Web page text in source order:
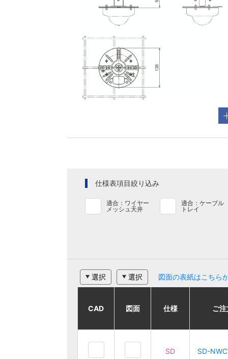
仕様表項目絞り込み
適合：ワイヤー
メッシュ天井
適合：ケーブル
トレイ
選択 選択 図面の表紙はこちら
CAD 図面 仕様 ご注文品番
CAD 図面 仕様 ご
SD SD-
CAD 図面 仕様 ご注文品番
CAD 図面 仕様 ご
SD SD-